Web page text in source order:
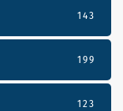
143
199
123